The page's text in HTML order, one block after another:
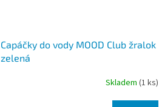
Capáčky do vody MOOD Club žralok
zelená
Skladem (1 ks)